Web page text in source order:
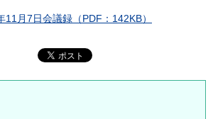
11月7日会議録（PDF：142KB）